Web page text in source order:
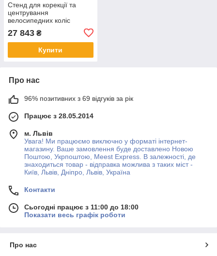
Стенд для корекції та
центрування
велосипедних коліс
Stand Universal
27 843 ₴
Купити
Про нас
96% позитивних з 69 відгуків за рік
Працює з 28.05.2014
м. Львів
Увага! Ми працюємо виключно у форматі інтернет-
магазину. Ваше замовлення буде доставлено Новою
Поштою, Укрпоштою, Meest Express. В залежності, де
знаходиться товар - відправка можлива з таких міст -
Київ, Львів, Дніпро, Львів, Україна
Контакти
Сьогодні працює з 11:00 до 18:00
Показати весь графік роботи
Про нас